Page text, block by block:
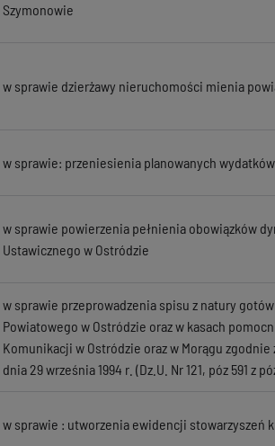
Szymonowie
w sprawie dzierżawy nieruchomości mienia
w sprawie: przeniesienia planowanych
w sprawie powierzenia pełnienia obowiązków
Ustawicznego w Ostródzie
w sprawie przeprowadzenia spisu z natury
Powiatowego w Ostródzie oraz w kasach
Komunikacji w Ostródzie oraz w Morągu
dnia 29 września 1994 r. (Dz.U. Nr 121, póz 591 z
w sprawie : utworzenia ewidencji stowarzyszeń